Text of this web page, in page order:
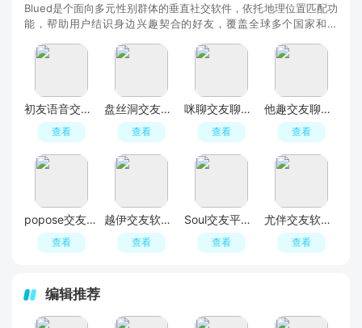
Blued是个面向多元性别群体的垂直社交软件，依托地理位置匹配功
能，帮助用户结识身边兴趣契合的好友，覆盖全球多个国家和地
初友语音交友APP官方版
查看
盘丝洞交友软件手机版
查看
咪聊交友聊天平台APP官方正式版
查看
他趣交友聊天app
查看
popose交友软件最新版
查看
越伊交友软件最新版
查看
Soul交友平台软件官方APP最新版
查看
尤伴交友软件最新版
查看
编辑推荐